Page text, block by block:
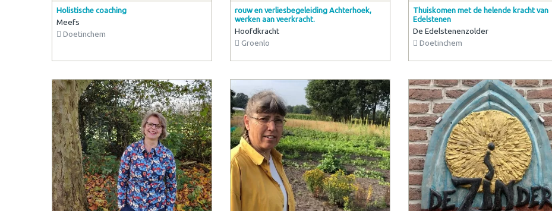
Holistische coaching
Meefs
Doetinchem
rouw en verliesbegeleiding Achterhoek,
werken aan veerkracht.
Hoofdkracht
Groenlo
Thuiskomen met de helende kracht van
Edelstenen
De Edelstenenzolder
Doetinchem